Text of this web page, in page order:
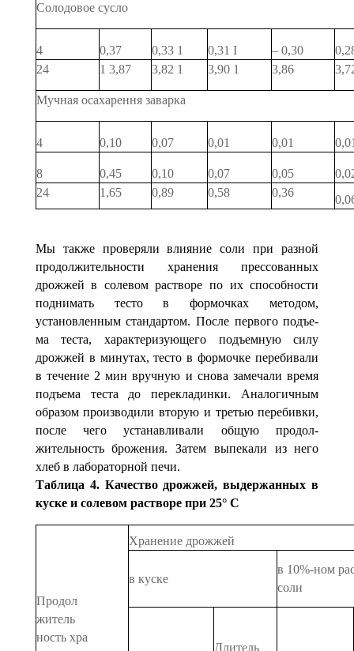
Солодовое сусло
4 0,37 0,33 1 0,31 I – 0,30
24
1 3,87 3,82 1 3,90 1 3,86
Мучная осахарення заварка
4 0,10 0,07 0,01 0,01
8 0,45 0,10 0,07 0,05
24
1,65 0,89 0,58 0,36
Мы также проверяли влияние соли при разной
продол­жительности хранения прессованных
дрожжей в солевом растворе по их способности
поднимать тесто в формочках методом,
установленным стандартом. После первого подъе­
ма теста, характеризующего подъемную силу
дрожжей в минутах, тесто в формочке перебивали
в течение 2 мин вручную и снова замечали время
подъема теста до перекладинки. Аналогичным
образом производили вторую и тре­тью перебивки,
после чего устанавливали общую продол­
жительность брожения. Затем выпекали из него
хлеб в лабораторной печи.
Таблица 4. Качество дрожжей, выдержанных в
куске и солевом растворе при 25° С
Продол­
житель­
ность хра­
Хранение дрожжей
в куске
в 10%-ном
соли
Длитель­